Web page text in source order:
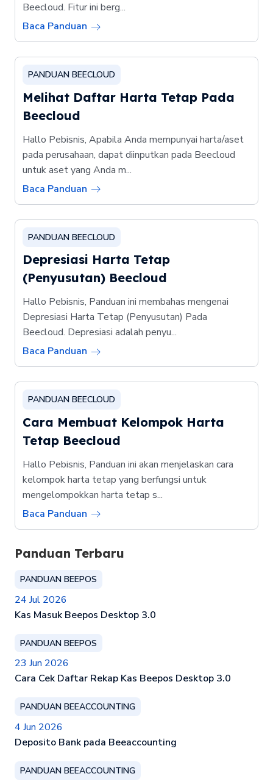
Beecloud. Fitur ini berg...
Baca Panduan
PANDUAN BEECLOUD
Melihat Daftar Harta Tetap Pada
Beecloud
Hallo Pebisnis, Apabila Anda mempunyai harta/aset
pada perusahaan, dapat diinputkan pada Beecloud
untuk aset yang Anda m...
Baca Panduan
PANDUAN BEECLOUD
Depresiasi Harta Tetap
(Penyusutan) Beecloud
Hallo Pebisnis, Panduan ini membahas mengenai
Depresiasi Harta Tetap (Penyusutan) Pada
Beecloud. Depresiasi adalah penyu...
Baca Panduan
PANDUAN BEECLOUD
Cara Membuat Kelompok Harta
Tetap Beecloud
Hallo Pebisnis, Panduan ini akan menjelaskan cara
kelompok harta tetap yang berfungsi untuk
mengelompokkan harta tetap s...
Baca Panduan
Panduan Terbaru
PANDUAN BEEPOS
24 Jul 2026
Kas Masuk Beepos Desktop 3.0
PANDUAN BEEPOS
23 Jun 2026
Cara Cek Daftar Rekap Kas Beepos Desktop 3.0
PANDUAN BEEACCOUNTING
4 Jun 2026
Deposito Bank pada Beeaccounting
PANDUAN BEEACCOUNTING